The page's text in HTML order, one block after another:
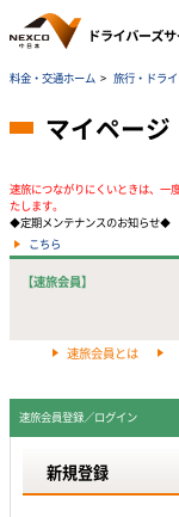
料金・交通ホーム > 旅行・ドラ
マイページ
速旅につながりにくいときは、一
たします。
◆定期メンテナンスのお知らせ◆
こちら
【速旅会員】
速旅会員とは
速旅会員登録／ログイン
新規登録